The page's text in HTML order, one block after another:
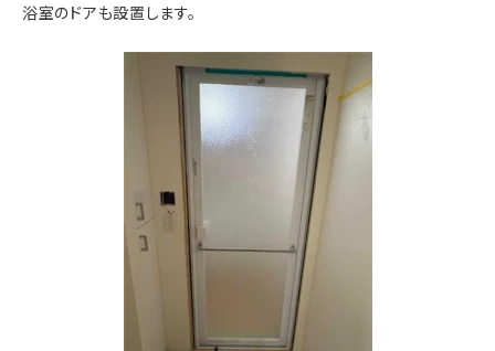
浴室のドアも設置します。